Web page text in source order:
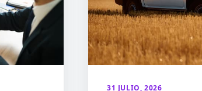
31 JULIO, 2026